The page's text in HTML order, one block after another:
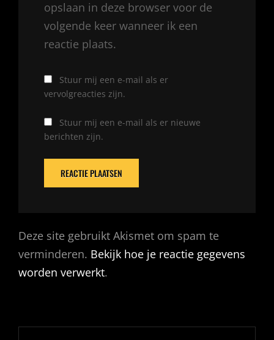
opslaan in deze browser voor de
volgende keer wanneer ik een
reactie plaats.
Stuur mij een e-mail als er
vervolgreacties zijn.
Stuur mij een e-mail als er nieuwe
berichten zijn.
Deze site gebruikt Akismet om spam te
verminderen. Bekijk hoe je reactie gegevens
worden verwerkt.